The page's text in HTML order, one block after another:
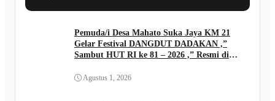
Pemuda/i Desa Mahato Suka Jaya KM 21
Gelar Festival DANGDUT DADAKAN ,”
Sambut HUT RI ke 81 – 2026 ,” Resmi di
Agustus 1, 2026